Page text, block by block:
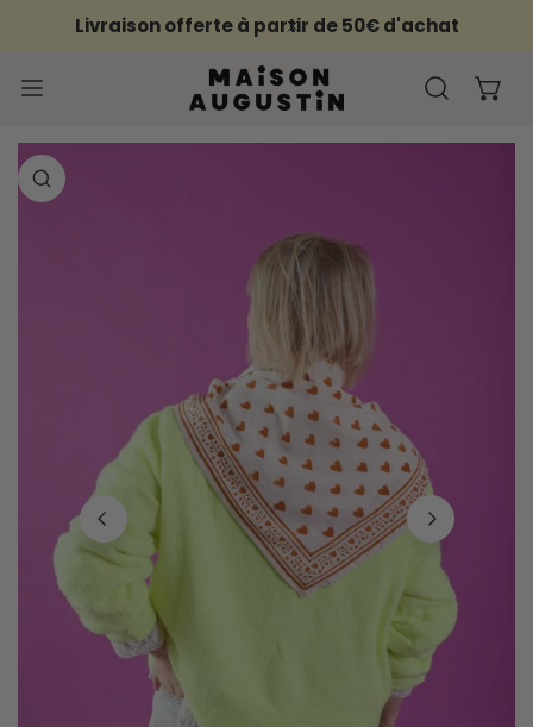
AU CONTENU
Livraison offerte à partir de 50€ d'achat
SUR LE PRODUIT